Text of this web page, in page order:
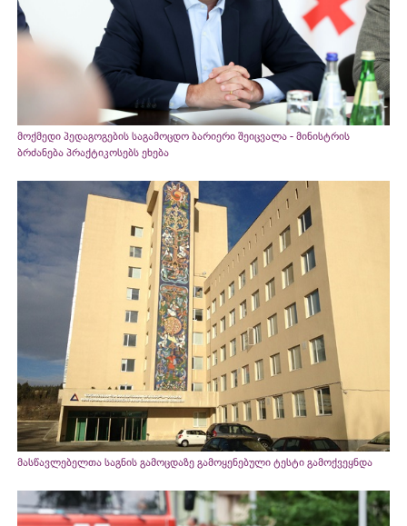
მოქმედი პედაგოგების საგამოცდო ბარიერი შეიცვალა - მინისტრის
ბრძანება პრაქტიკოსებს ეხება
მასწავლებელთა საგნის გამოცდაზე გამოყენებული ტესტი გამოქვეყნდა